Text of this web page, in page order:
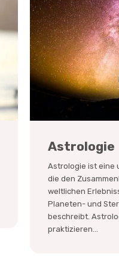
Astrologie
Astrologie ist eine
die den
weltlichen
Planeten- und
beschreibt.
praktizieren...